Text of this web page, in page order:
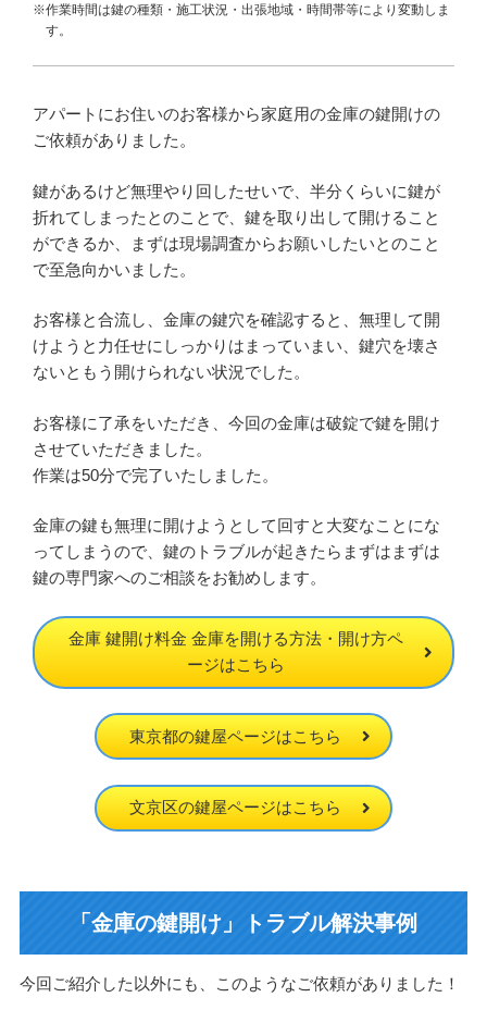
※作業時間は鍵の種類・施工状況・出張地域・時間帯等により変動しま
す。
アパートにお住いのお客様から家庭用の金庫の鍵開けの
ご依頼がありました。
鍵があるけど無理やり回したせいで、半分くらいに鍵が
折れてしまったとのことで、鍵を取り出して開けること
ができるか、まずは現場調査からお願いしたいとのこと
で至急向かいました。
お客様と合流し、金庫の鍵穴を確認すると、無理して開
けようと力任せにしっかりはまっていまい、鍵穴を壊さ
ないともう開けられない状況でした。
お客様に了承をいただき、今回の金庫は破錠で鍵を開け
させていただきました。
作業は50分で完了いたしました。
金庫の鍵も無理に開けようとして回すと大変なことにな
ってしまうので、鍵のトラブルが起きたらまずはまずは
鍵の専門家へのご相談をお勧めします。
金庫 鍵開け料金 金庫を開ける方法・開け方ペ
ージはこちら
東京都の鍵屋ページはこちら
文京区の鍵屋ページはこちら
「金庫の鍵開け」トラブル解決事例
今回ご紹介した以外にも、このようなご依頼がありました！